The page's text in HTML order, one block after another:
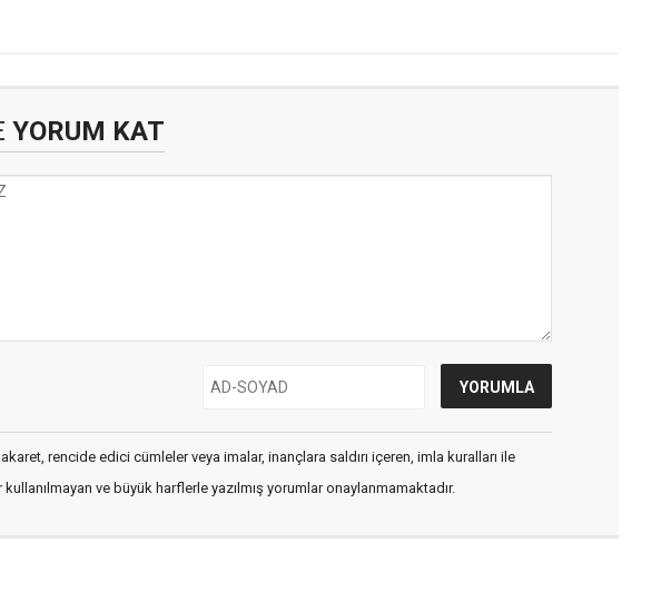
YORUM KAT
rencide edici cümleler veya imalar, inançlara saldırı içeren, imla kuralları ile
ve büyük harflerle yazılmış yorumlar onaylanmamaktadır.